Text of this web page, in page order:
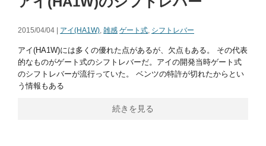
2015/04/04 | アイ(HA1W), 雑感 ゲート式, シフトレバー
アイ(HA1W)には多くの優れた点があるが、欠点もある。 その代表
的なものがゲート式のシフトレバーだ。アイの開発当時ゲート式
のシフトレバーが流行っていた。 ベンツの特許が切れたからとい
う情報もある
続きを見る